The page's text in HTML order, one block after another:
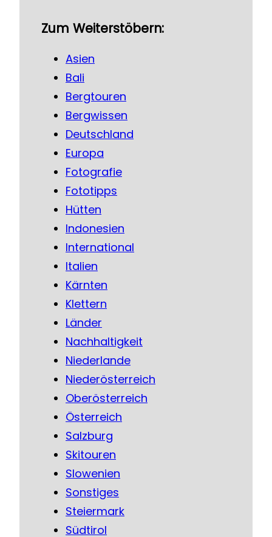
Zum Weiterstöbern:
Asien
Bali
Bergtouren
Bergwissen
Deutschland
Europa
Fotografie
Fototipps
Hütten
Indonesien
International
Italien
Kärnten
Klettern
Länder
Nachhaltigkeit
Niederlande
Niederösterreich
Oberösterreich
Österreich
Salzburg
Skitouren
Slowenien
Sonstiges
Steiermark
Südtirol